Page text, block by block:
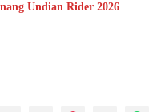
Undian Rider 2026